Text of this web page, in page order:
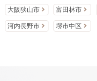
大阪狭山市 富田林市
河内長野市 堺市中区